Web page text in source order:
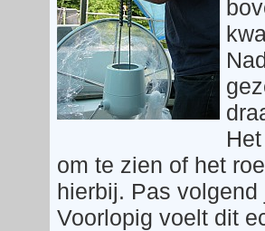
om te zien of het
hierbij. Pas
Voorlopig voelt dit